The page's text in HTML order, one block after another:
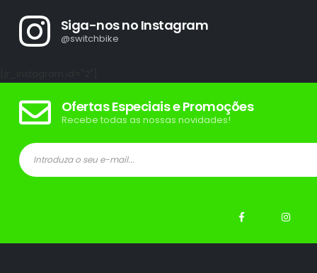
Siga-nos no Instagram
@switchbike
Ofertas Especiais e Promoções
Recebe todas as nossas novidades!